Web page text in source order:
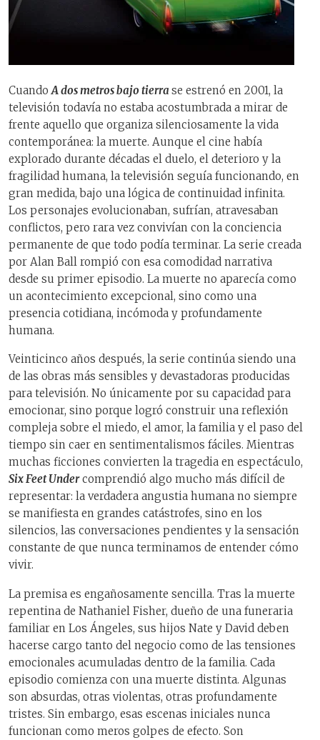
CuandoA dos metros bajo tierra se estrenó en 2001, la
televisión todavía no estaba acostumbrada a mirar de
frente aquello que organiza silenciosamente la vida
contemporánea: la muerte. Aunque el cine había
explorado durante décadas el duelo, el deterioro y la
fragilidad humana, la televisión seguía funcionando, en
gran medida, bajo una lógica de continuidad infinita.
Los personajes evolucionaban, sufrían, atravesaban
conflictos, pero rara vez convivían con la conciencia
permanente de que todo podía terminar. La serie creada
por Alan Ball rompió con esa comodidad narrativa
desde su primer episodio. La muerte no aparecía como
un acontecimiento excepcional, sino como una
presencia cotidiana, incómoda y profundamente
humana.
Veinticinco años después, la serie continúa siendo una
de las obras más sensibles y devastadoras producidas
para televisión. No únicamente por su capacidad para
emocionar, sino porque logró construir una reflexión
compleja sobre el miedo, el amor, la familia y el paso del
tiempo sin caer en sentimentalismos fáciles. Mientras
muchas ficciones convierten la tragedia en espectáculo,
Six Feet Undercomprendió algo mucho más difícil de
representar: la verdadera angustia humana no siempre
se manifiesta en grandes catástrofes, sino en los
silencios, las conversaciones pendientes y la sensación
constante de que nunca terminamos de entender cómo
vivir.
La premisa es engañosamente sencilla. Tras la muerte
repentina de Nathaniel Fisher, dueño de una funeraria
familiar en Los Ángeles, sus hijos Nate y David deben
hacerse cargo tanto del negocio como de las tensiones
emocionales acumuladas dentro de la familia. Cada
episodio comienza con una muerte distinta. Algunas
son absurdas, otras violentas, otras profundamente
tristes. Sin embargo, esas escenas iniciales nunca
funcionan como meros golpes de efecto. Son